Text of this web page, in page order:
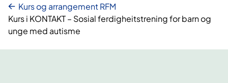
Kurs og arrangement RFM
Kurs i KONTAKT – Sosial ferdigheitstrening for barn og
unge med autisme